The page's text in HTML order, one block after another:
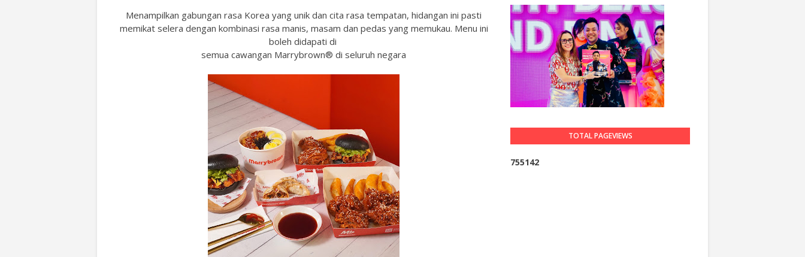
Menampilkan gabungan rasa Korea yang unik dan cita rasa tempatan, hidangan ini pasti
memikat selera dengan kombinasi rasa manis, masam dan pedas yang memukau. Menu ini
boleh didapati di
semua cawangan Marrybrown® di seluruh negara
TOTAL PAGEVIEWS
755142